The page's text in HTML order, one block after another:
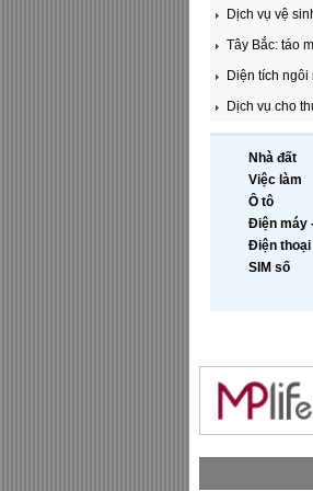
Dịch vụ vệ
Tây Bắc: táo
Diện tích
Dịch vụ cho
Nhà đất
Việc làm
Ô tô
Điện máy
Điện thoại
SIM số